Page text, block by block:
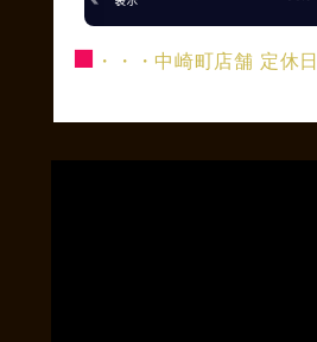
■ ・・・中崎町店舗 定休日